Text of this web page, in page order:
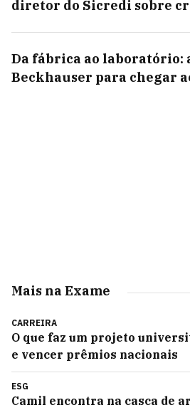
diretor do Sicredi sobre
Da fábrica ao laboratório:
Beckhauser para chegar
Mais na Exame
CARREIRA
O que faz um projeto
e vencer prêmios nacionais
ESG
Camil encontra na casca de